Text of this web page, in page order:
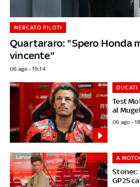
Quartararo: "Spero Honda
vincente"
MERCATO PILOTI
06 ago - 19:14
Test
al
DUCATI
06 ago -
Stoner:
GP25
A